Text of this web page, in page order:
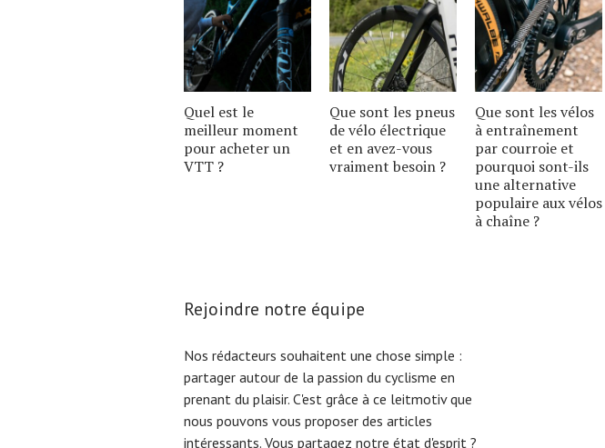
Quel est le
meilleur moment
pour acheter un
VTT ?
Que sont les pneus
de vélo électrique
et en avez-vous
vraiment besoin ?
Que sont les vélos
à entraînement
par courroie et
pourquoi sont-ils
une alternative
populaire aux vélos
à chaîne ?
Rejoindre notre équipe
Nos rédacteurs souhaitent une chose simple :
partager autour de la passion du cyclisme en
prenant du plaisir. C'est grâce à ce leitmotiv que
nous pouvons vous proposer des articles
intéressants. Vous partagez notre état d'esprit ?